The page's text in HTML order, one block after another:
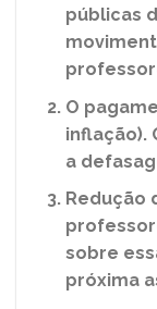
públicas
O
inflação).
a
Redução
sobre
próxima